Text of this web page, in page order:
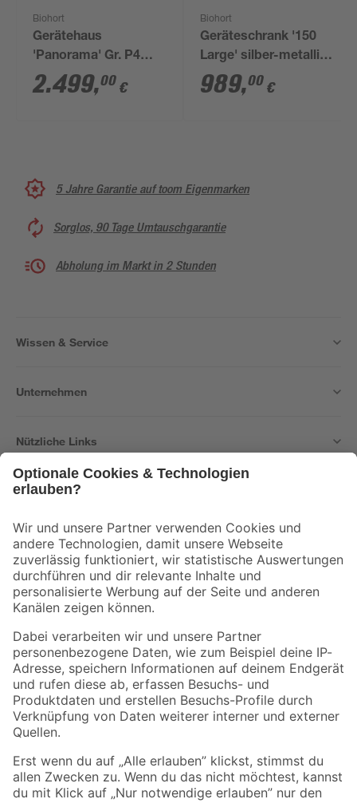
Biohort
Gerätehaus
'Panorama' Gr. P4
quarzgrau-metallic
273 x 278 cm, mit
2.499,00 €
Biohort
Geräteschrank '150
Large' silber-metallic
156 x 155 x 184 cm
989,00 €
5 Jahre Garantie auf toom Eigenmarken
Sorglos, 90 Tage Umtauschgarantie
Abholung im Markt in 2 Stunden
Wissen & Service
Unternehmen
Nützliche Links
Der toom Newsletter: Keine Angebote und Aktionen mehr verpassen!
Zur Newsletter Anmeldung
Folge uns
Zahlungsarten Versandarten
Sicher einkaufen
Jetzt die toom-App herunterladen